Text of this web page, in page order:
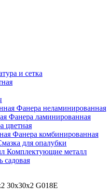
и сетка
Фанера неламинированная
Фанера ламинированная
цветная
Фанера комбинированная
для опалубки
Комплектующие металл
садовая
30х30х2 G018Е